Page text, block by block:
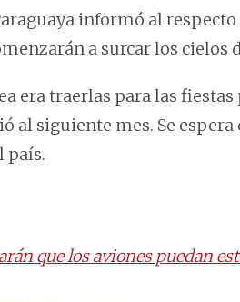
informó al
a surcar los cielos
era traerlas para las
al siguiente mes. Se
país.
que los aviones puedan